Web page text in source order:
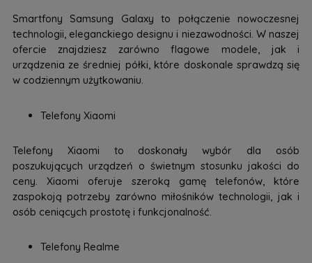
Smartfony Samsung Galaxy to połączenie nowoczesnej
technologii, eleganckiego designu i niezawodności. W naszej
ofercie znajdziesz zarówno flagowe modele, jak i
urządzenia ze średniej półki, które doskonale sprawdzą się
w codziennym użytkowaniu.
Telefony Xiaomi
Telefony Xiaomi to doskonały wybór dla osób
poszukujących urządzeń o świetnym stosunku jakości do
ceny. Xiaomi oferuje szeroką gamę telefonów, które
zaspokoją potrzeby zarówno miłośników technologii, jak i
osób ceniących prostotę i funkcjonalność.
Telefony Realme